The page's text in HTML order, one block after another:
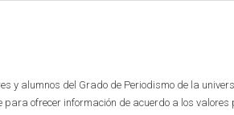
y alumnos del Grado de Periodismo de la
ofrecer información de acuerdo a los valores